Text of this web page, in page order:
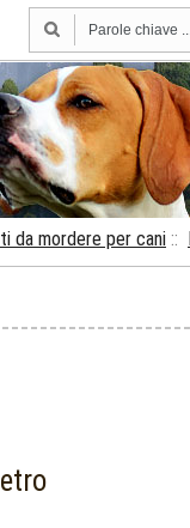
da mordere per cani ::